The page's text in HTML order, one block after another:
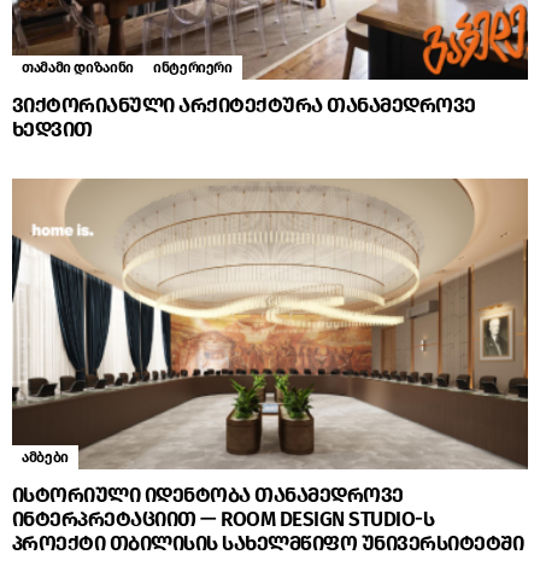
თამამი დიზაინი ინტერიერი
ვიქტორიანული არქიტექტურა თანამედროვე
ხედვით
ამბები
ისტორიული იდენტობა თანამედროვე
ინტერპრეტაციით — ROOM DESIGN STUDIO-ს
პროექტი თბილისის სახელმწიფო უნივერსიტეტში